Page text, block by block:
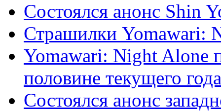
Состоялся анонс Shin
Страшилки Yomawari:
Yomawari: Night Alone
половине текущего года
Состоялся анонс